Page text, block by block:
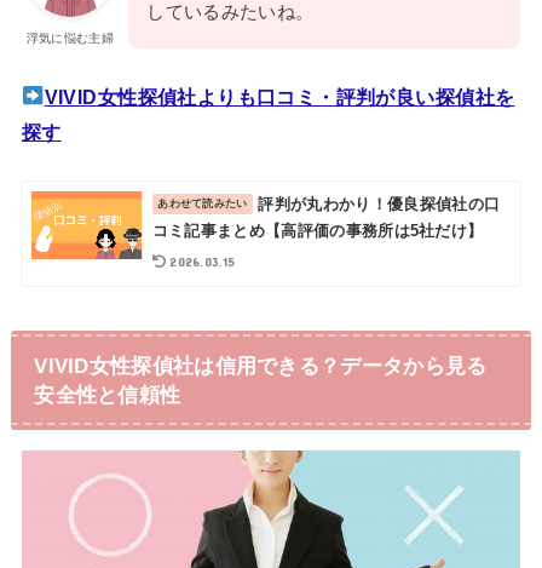
浮気に悩む主婦
しているみたいね。
VIVID女性探偵社よりも口コミ・評判が良い探偵社を
探す
評判が丸わかり！優良探偵社の口
コミ記事まとめ【高評価の事務所は5社だけ】
2026.03.15
VIVID女性探偵社は信用できる？データから見る
安全性と信頼性